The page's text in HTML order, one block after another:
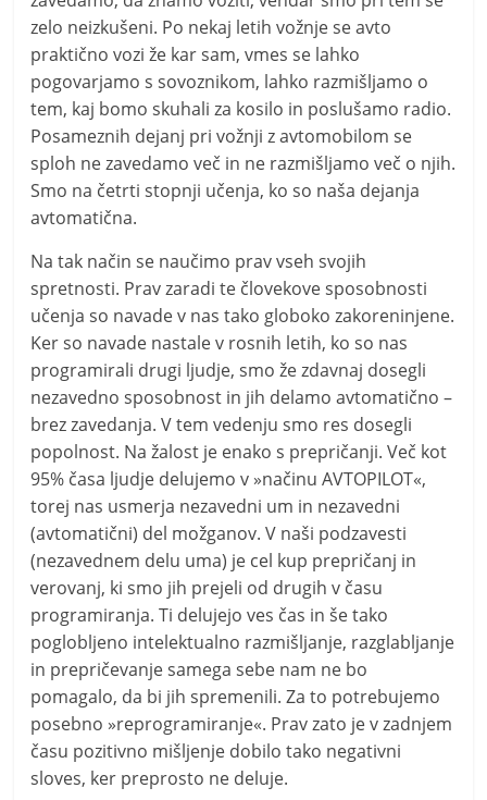
zelo neizkušeni. Po nekaj letih vožnje se avto
praktično vozi že kar sam, vmes se lahko
pogovarjamo s sovoznikom, lahko razmišljamo o
tem, kaj bomo skuhali za kosilo in poslušamo radio.
Posameznih dejanj pri vožnji z avtomobilom se
sploh ne zavedamo več in ne razmišljamo več o njih.
Smo na četrti stopnji učenja, ko so naša dejanja
avtomatična.
Na tak način se naučimo prav vseh svojih
spretnosti. Prav zaradi te človekove sposobnosti
učenja so navade v nas tako globoko zakoreninjene.
Ker so navade nastale v rosnih letih, ko so nas
programirali drugi ljudje, smo že zdavnaj dosegli
nezavedno sposobnost in jih delamo avtomatično –
brez zavedanja. V tem vedenju smo res dosegli
popolnost. Na žalost je enako s prepričanji. Več kot
95% časa ljudje delujemo v »načinu AVTOPILOT«,
torej nas usmerja nezavedni um in nezavedni
(avtomatični) del možganov. V naši podzavesti
(nezavednem delu uma) je cel kup prepričanj in
verovanj, ki smo jih prejeli od drugih v času
programiranja. Ti delujejo ves čas in še tako
poglobljeno intelektualno razmišljanje, razglabljanje
in prepričevanje samega sebe nam ne bo
pomagalo, da bi jih spremenili. Za to potrebujemo
posebno »reprogramiranje«. Prav zato je v zadnjem
času pozitivno mišljenje dobilo tako negativni
sloves, ker preprosto ne deluje.